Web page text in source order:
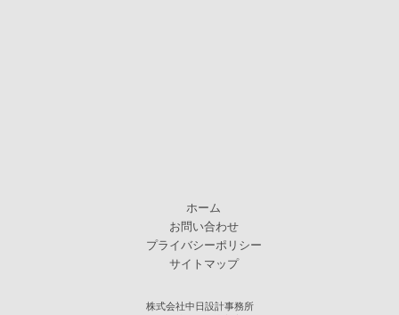
ホーム
お問い合わせ
プライバシーポリシー
サイトマップ
株式会社中日設計事務所